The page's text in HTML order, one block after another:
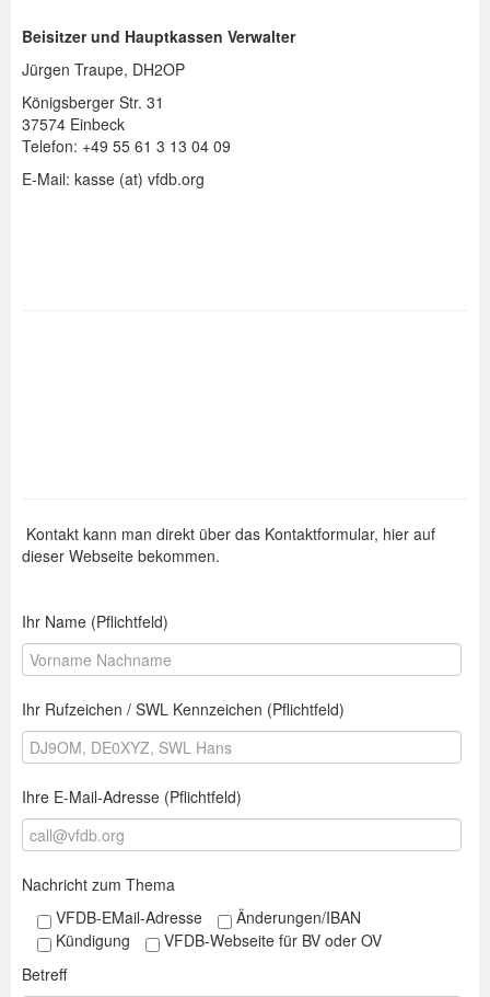
Beisitzer und Hauptkassen Verwalter
Jürgen Traupe, DH2OP
Königsberger Str. 31
37574 Einbeck
Telefon: +49 55 61 3 13 04 09
E-Mail: kasse (at) vfdb.org
Kontakt kann man direkt über das Kontaktformular, hier auf
dieser Webseite bekommen.
Ihr Name (Pflichtfeld)
Ihr Rufzeichen / SWL Kennzeichen (Pflichtfeld)
Ihre E-Mail-Adresse (Pflichtfeld)
Nachricht zum Thema
VFDB-EMail-Adresse
Änderungen/IBAN
Kündigung
VFDB-Webseite für BV oder OV
Betreff